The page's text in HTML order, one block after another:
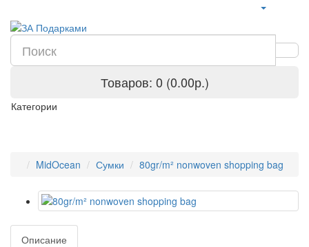
Товаров: 0 (0.00р.)
Категории
MidOcean Сумки 80gr/m² nonwoven shopping bag
Описание